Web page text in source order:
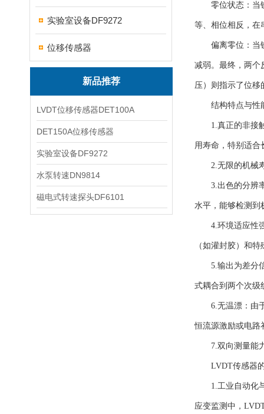
实验室设备DF9272
位移传感器
新品推荐
LVDT位移传感器DET100A
DET150A位移传感器
实验室设备DF9272
水泵转速DN9814
磁电式转速探头DF6101
零位状态：当铁
等、相位相反，在
偏离零位：当铁
减弱。最终，两个
压）则指示了位移
结构特点与性
1.真正的非接触
用寿命，特别适合
2.无限的机械寿
3.出色的分辨率
水平，能够检测到
4.环境适应性强
（如灌封胶）和
5.输出为差分信
式耦合到两个次级
6.无温漂：由于
恒流源激励或电路
7.双向测量能力
LVDT传感器的
1.工业自动化与
应变监测中，